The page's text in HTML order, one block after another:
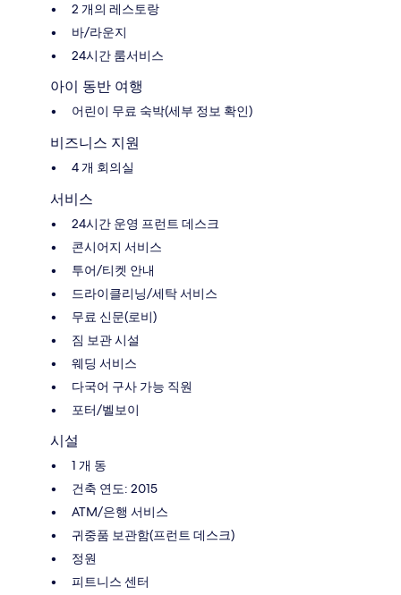
2 개의 레스토랑
바/라운지
24시간 룸서비스
아이 동반 여행
어린이 무료 숙박(세부 정보 확인)
비즈니스 지원
4 개 회의실
서비스
24시간 운영 프런트 데스크
콘시어지 서비스
투어/티켓 안내
드라이클리닝/세탁 서비스
무료 신문(로비)
짐 보관 시설
웨딩 서비스
다국어 구사 가능 직원
포터/벨보이
시설
1 개 동
건축 연도: 2015
ATM/은행 서비스
귀중품 보관함(프런트 데스크)
정원
피트니스 센터